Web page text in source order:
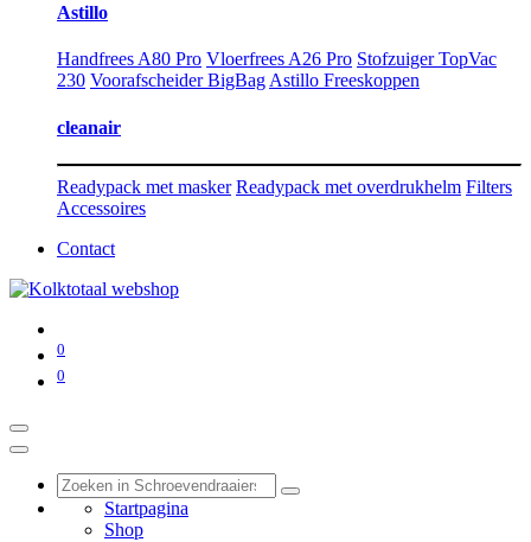
Astillo
Handfrees A80 Pro Vloerfrees A26 Pro Stofzuiger TopVac
230 Voorafscheider BigBag Astillo Freeskoppen
cleanair
Readypack met masker Readypack met overdrukhelm Filters
Accessoires
Contact
0
0
Startpagina
Shop